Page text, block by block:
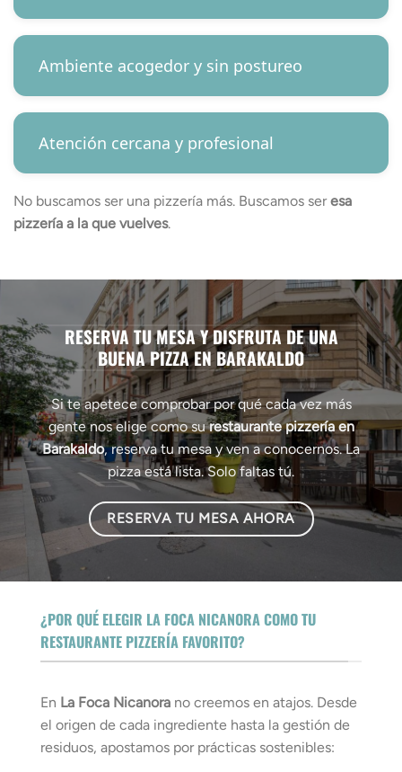
Ambiente acogedor y sin postureo
Atención cercana y profesional
No buscamos ser una pizzería más. Buscamos seresa
pizzería a la que vuelves.
RESERVA TU MESA Y DISFRUTA DE UNA
BUENA PIZZA EN BARAKALDO
Si te apetece comprobar por qué cada vez más
gente nos elige como surestaurante pizzería en
Barakaldo, reserva tu mesa y ven a conocernos. La
pizza está lista. Solo faltas tú.
RESERVA TU MESA AHORA
¿POR QUÉ ELEGIR LA FOCA NICANORA COMO TU
RESTAURANTE PIZZERÍA FAVORITO?
En La Foca Nicanora no creemos en atajos. Desde
el origen de cada ingrediente hasta la gestión de
residuos, apostamos por prácticas sostenibles: